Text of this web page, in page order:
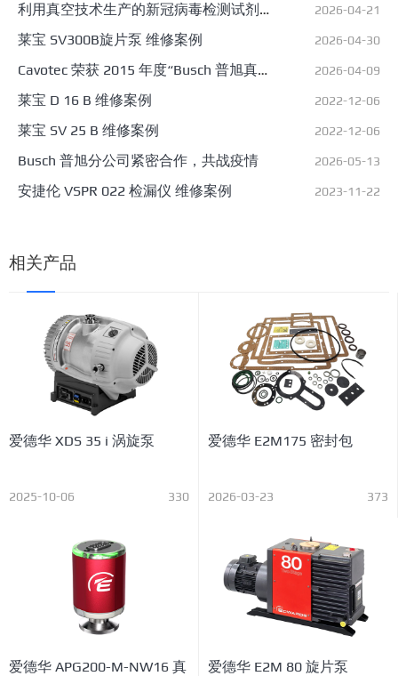
利用真空技术生产的新冠病毒检测试剂
盒的塑料部件
2026-04-21
莱宝 SV300B旋片泵 维修案例 2026-04-30
Cavotec 荣获 2015 年度“Busch 普旭真
空技术创新奖”
2026-04-09
莱宝 D 16 B 维修案例 2022-12-06
莱宝 SV 25 B 维修案例 2022-12-06
Busch 普旭分公司紧密合作，共战疫情 2026-05-13
安捷伦 VSPR 022 检漏仪 维修案例 2023-11-22
相关产品
爱德华 XDS 35 i 涡旋泵
2025-10-06 330
爱德华 E2M175 密封包
2026-03-23 373
爱德华 APG200-M-NW16 真
爱德华 E2M 80 旋片泵